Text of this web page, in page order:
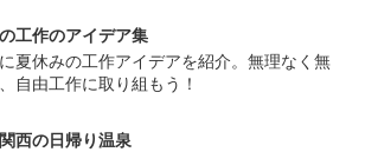
工作のアイデア集
夏休みの工作アイデアを紹介。無理なく無
自由工作に取り組もう！
西の日帰り温泉